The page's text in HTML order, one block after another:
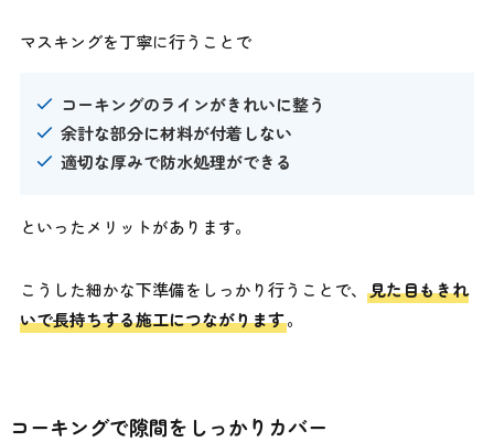
マスキングを丁寧に行うことで
コーキングのラインがきれいに整う
余計な部分に材料が付着しない
適切な厚みで防水処理ができる
といったメリットがあります。
こうした細かな下準備をしっかり行うことで、 見た目もきれ
いで長持ちする施工につながります。
コーキングで隙間をしっかりカバー